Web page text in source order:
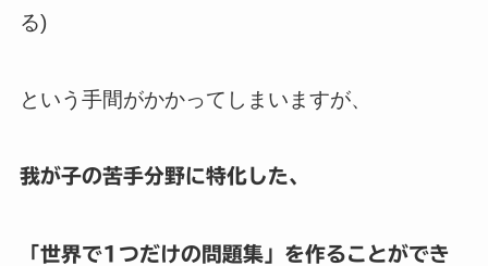
る)
という手間がかかってしまいますが、
我が子の苦手分野に特化した、
「世界で1つだけの問題集」を作ることができ